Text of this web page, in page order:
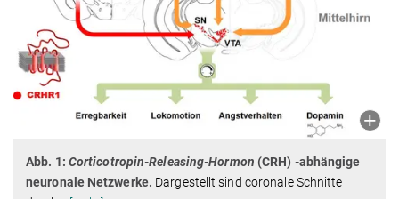
Abb. 1: Corticotropin-Releasing-Hormon (CRH) -abhängige
neuronale Netzwerke. Dargestellt sind coronale Schnitte